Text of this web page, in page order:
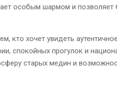
особым шармом и позволяет
кто хочет увидеть
спокойных прогулок и
старых медин и